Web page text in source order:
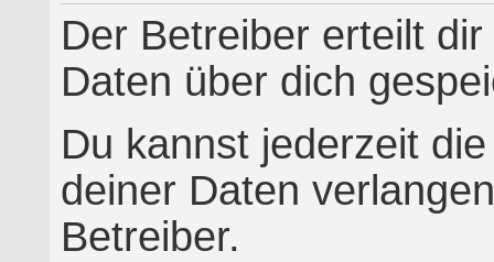
Der Betreiber erteilt
Daten über dich
Du kannst jederzeit
deiner Daten
Betreiber.